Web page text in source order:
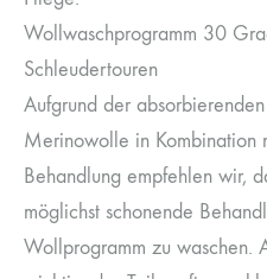
Wollwaschprogramm 30
Schleudertouren
Aufgrund der
Merinowolle in Kombination
Behandlung empfehlen wir,
möglichst schonende
Wollprogramm zu waschen.